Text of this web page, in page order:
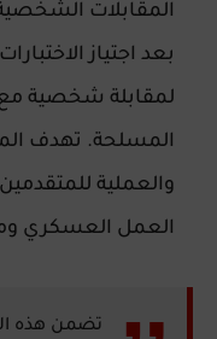
المقابلات
بعد اجتياز
لمقابلة شخصية
المسلحة. تهدف
والعملية
العمل العسكري
تضمن هذه